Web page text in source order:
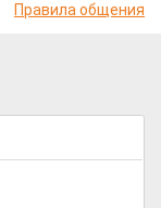
Правила общения